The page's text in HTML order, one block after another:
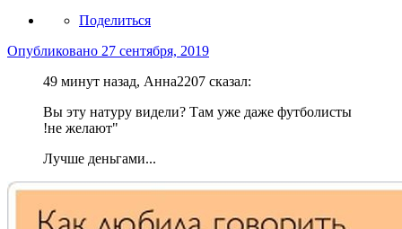
Поделиться
Опубликовано 27 сентября, 2019
49 минут назад, Анна2207 сказал:
Вы эту натуру видели? Там уже даже футболисты
!не желают"
Лучше деньгами...